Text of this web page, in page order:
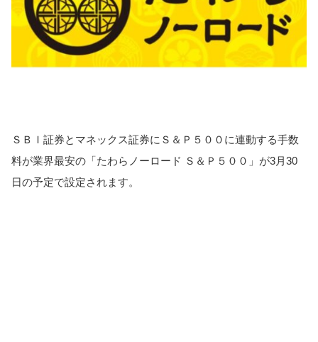
ＳＢＩ証券とマネックス証券にＳ＆Ｐ５００に連動する手数
料が業界最安の「たわらノーロード Ｓ＆Ｐ５００」が3月30
日の予定で設定されます。